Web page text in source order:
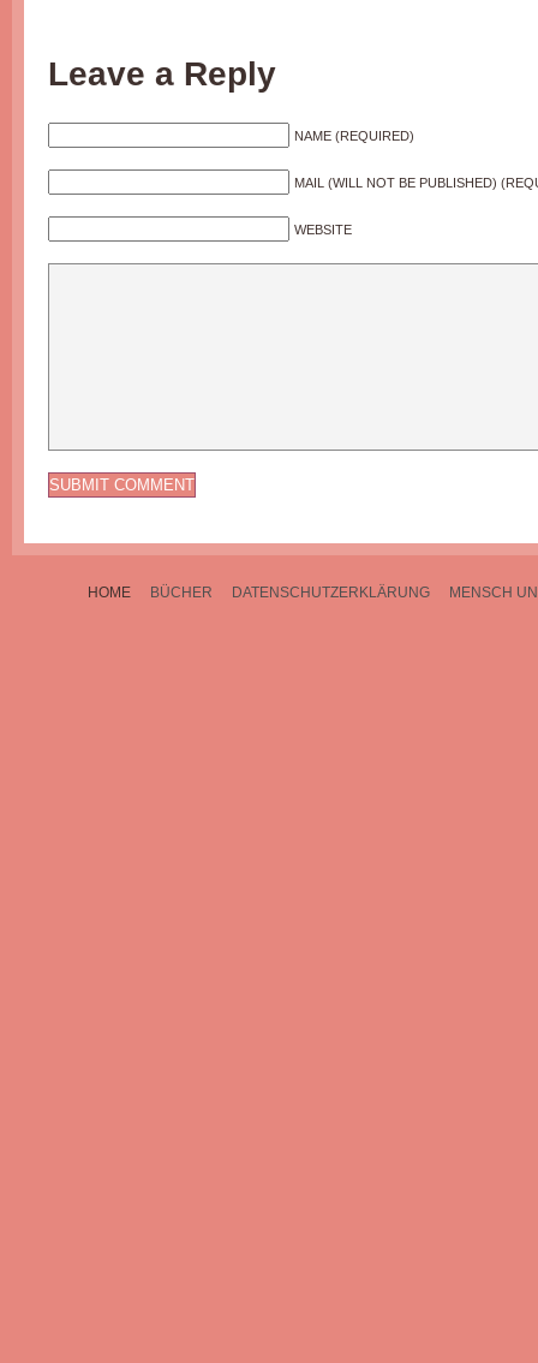
Leave a Reply
NAME (REQUIRED)
MAIL (WILL NOT BE PUBLISHED)
WEBSITE
HOME BÜCHER DATENSCHUTZERKLÄRUNG MENSCH